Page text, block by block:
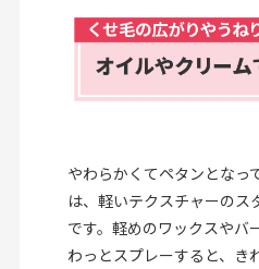
やわらかくてペタンとなっ
は、軽いテクスチャーのス
です。軽めのワックスやバ
わっとスプレーすると、き